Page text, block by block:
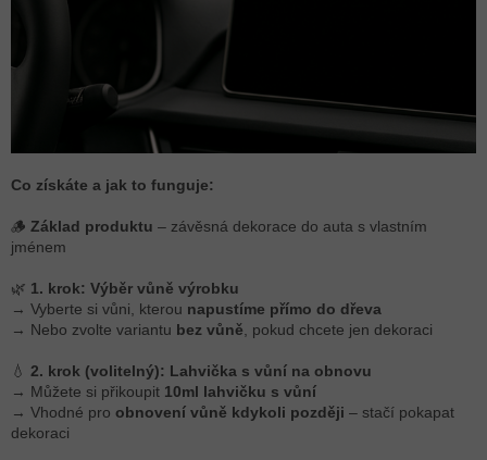
Co získáte a jak to funguje:
🪵 Základ produktu – závěsná dekorace do auta s vlastním
jménem
🌿 1. krok: Výběr vůně výrobku
→ Vyberte si vůni, kterou napustíme přímo do dřeva
→ Nebo zvolte variantu bez vůně, pokud chcete jen dekoraci
💧 2. krok (volitelný): Lahvička s vůní na obnovu
→ Můžete si přikoupit 10ml lahvičku s vůní
→ Vhodné pro obnovení vůně kdykoli později – stačí pokapat
dekoraci